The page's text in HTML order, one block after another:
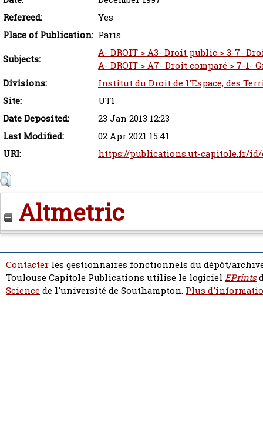
Refereed:
Yes
Place of Publication: Paris
Subjects:
A- DROIT > A3- Droit public > 3-7-
A- DROIT > A7- Droit comparé > 7-1-
Divisions:
Institut du Droit de l'Espace, des
Site:
UT1
Date Deposited:
23 Jan 2013 12:23
Last Modified:
02 Apr 2021 15:41
URI:
https://publications.ut-capitole.fr/
Altmetric
Contacter les gestionnaires fonctionnels du dépôt/
Toulouse Capitole Publications utilise le logiciel EPrints
Sciencede l'université de Southampton. Plus